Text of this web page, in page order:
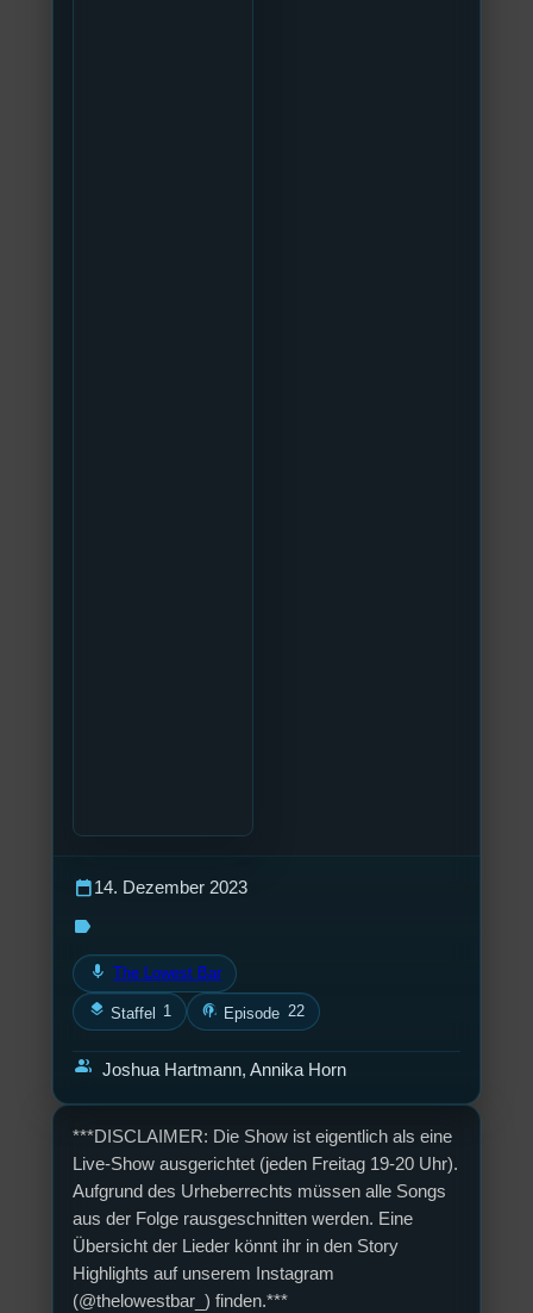
***DISCLAIMER: Die Show ist eigentlich als eine
Live-Show ausgerichtet (jeden Freitag 19-20 Uhr).
Aufgrund des Urheberrechts müssen alle Songs
aus der Folge rausgeschnitten werden. Eine
Übersicht der Lieder könnt ihr in den Story
Highlights auf unserem Instagram
(@thelowestbar_) finden.***
calendar_today14. Dezember 2023
label
mic The Lowest Bar
layers Staffel 1 podcasts Episode 22
group Joshua Hartmann, Annika Horn